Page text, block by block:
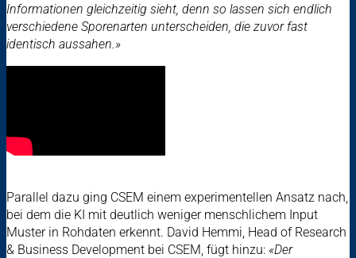
Informationen gleichzeitig sieht, denn so lassen sich endlich
verschiedene Sporenarten unterscheiden, die zuvor fast
identisch aussahen.»
Parallel dazu ging CSEM einem experimentellen Ansatz nach,
bei dem die KI mit deutlich weniger menschlichem Input
Muster in Rohdaten erkennt. David Hemmi, Head of Research
& Business Development bei CSEM, fügt hinzu: «Der